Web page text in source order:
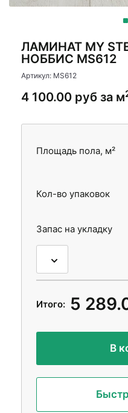
ЛАМИНАТ MY
НОББИС MS612
Артикул: MS612
4 100.00 руб за м
Площадь пола, м²
Кол-во упаковок
Запас на укладку
Итого: 5
В
Стеновые панели